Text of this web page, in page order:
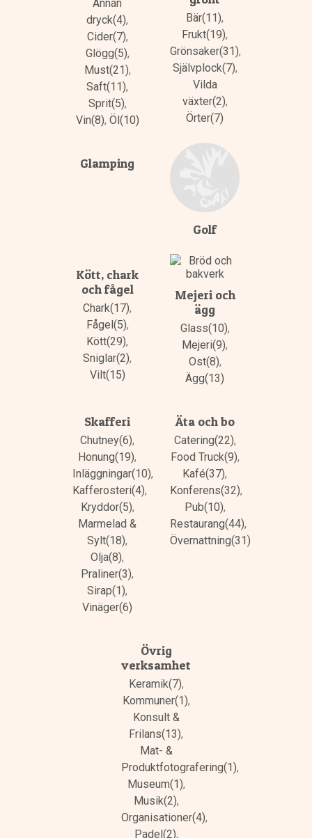
Annan
dryck(4),
Cider(7),
Glögg(5),
Must(21),
Saft(11),
Sprit(5),
Vin(8), Öl(10)
Bär(11),
Frukt(19),
Grönsaker(31),
Självplock(7),
Vilda
växter(2),
Örter(7)
Glamping
Golf
Kött, chark
och fågel
Chark(17),
Fågel(5),
Kött(29),
Sniglar(2),
Vilt(15)
Mejeri och
ägg
Glass(10),
Mejeri(9),
Ost(8),
Ägg(13)
Skafferi
Chutney(6),
Honung(19),
Inläggningar(10),
Kafferosteri(4),
Kryddor(5),
Marmelad &
Sylt(18),
Olja(8),
Praliner(3),
Sirap(1),
Vinäger(6)
Äta och bo
Catering(22),
Food Truck(9),
Kafé(37),
Konferens(32),
Pub(10),
Restaurang(44),
Övernattning(31)
Övrig
verksamhet
Keramik(7),
Kommuner(1),
Konsult &
Frilans(13),
Mat- &
Produktfotografering(1),
Museum(1),
Musik(2),
Organisationer(4),
Padel(2),